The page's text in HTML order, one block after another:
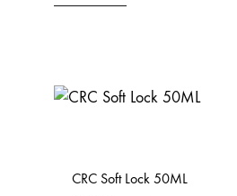
CRC Soft Lock 50ML